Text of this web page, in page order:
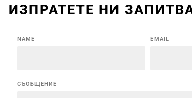
ИЗПРАТЕТЕ НИ
NAME EMAIL
СЪОБЩЕНИЕ